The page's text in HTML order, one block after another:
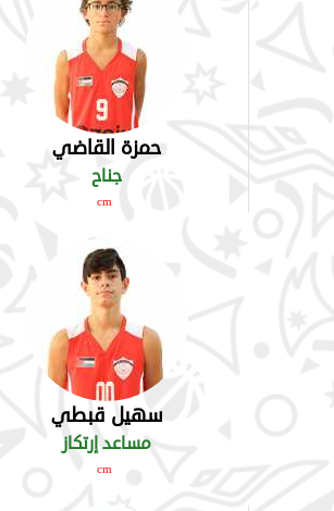
حمزة القاضي
جناح
cm
سهيل قبطي
مساعد إرتكاز
cm